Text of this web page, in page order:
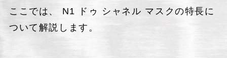
ここでは、 N1 ドゥ シャネル マスクの特長に
ついて解説します。